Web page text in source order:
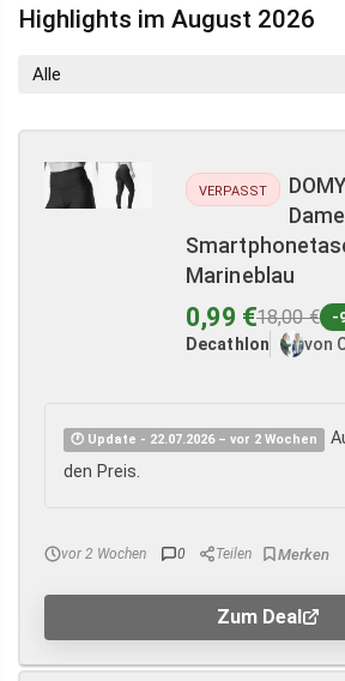
Highlights im August 2026
Alle
VERPASST
Marineblau
0,99 €18,00 € -
Decathlon von
🕐 Update - 22.07.2026 – vor 2 Wochen
den Preis.
vor 2 Wochen 0 Teilen
Zum Deal